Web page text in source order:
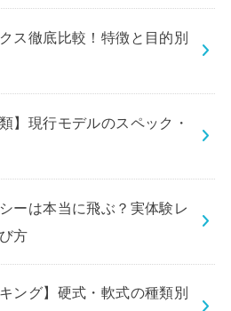
ス徹底比較！特徴と目的別
】現行モデルのスペック・
ーは本当に飛ぶ？実体験レ
方
ング】硬式・軟式の種類別